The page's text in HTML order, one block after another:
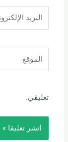
الإلكتروني*
تعليقي.